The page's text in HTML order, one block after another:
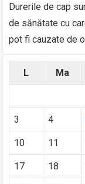
Durerile de cap
de sănătate cu
pot fi cauzate de
L Ma
3 4
10 11
17 18